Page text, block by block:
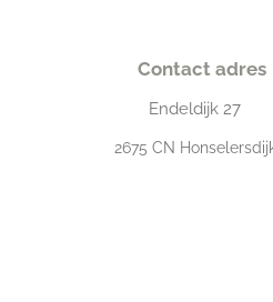
Contact adres
Endeldijk 27
2675 CN